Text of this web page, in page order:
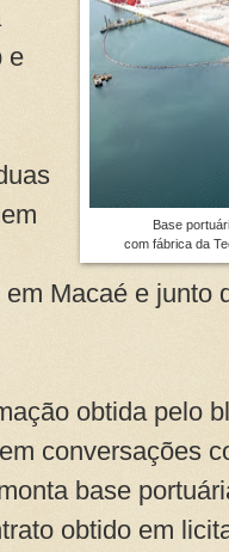
Base
com fábrica da
e
Macaé e junto
obtida pelo
conversações
base
obtido em